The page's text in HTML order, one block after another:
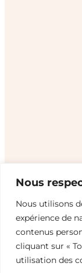
Nous
Nous utilisons
expérience de
contenus
cliquant sur «
utilisation des
Sens &
Recevez notre
pour tout
l’action.